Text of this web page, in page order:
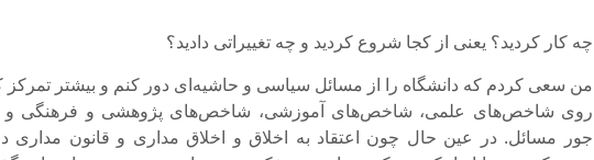
چه کار کردید؟ یعنی از کجا شروع کردید و چه تغییراتی دادید؟
من سعی کردم که دانشگاه را از مسائل سیاسی و حاشیه‌ای دور کنم و بیشتر تمرکز
روی شاخص‌های علمی، شاخص‌های آموزشی، شاخص‌های پژوهشی و فرهنگی و
جور مسائل. در عین حال چون اعتقاد به اخلاق و اخلاق مداری و قانون مداری